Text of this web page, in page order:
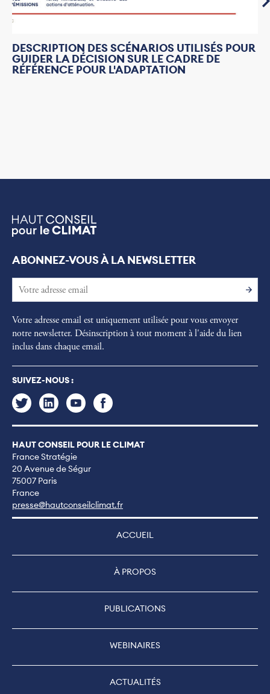
DESCRIPTION DES SCÉNARIOS UTILISÉS POUR
GUIDER LA DÉCISION SUR LE CADRE DE
RÉFÉRENCE POUR L'ADAPTATION
ABONNEZ-VOUS À LA NEWSLETTER
Votre adresse email est uniquement utilisée pour vous envoyer
notre newsletter. Désinscription à tout moment à l'aide du lien
inclus dans chaque email.
SUIVEZ-NOUS :
HAUT CONSEIL POUR LE CLIMAT
France Stratégie
20 Avenue de Ségur
75007 Paris
France
presse@hautconseilclimat.fr
ACCUEIL
À PROPOS
PUBLICATIONS
WEBINAIRES
ACTUALITÉS